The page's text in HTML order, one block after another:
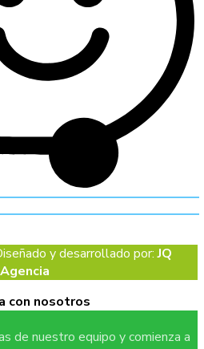
y desarrollado por:JQ
Agencia
con nosotros
de nuestro equipo y comienza a